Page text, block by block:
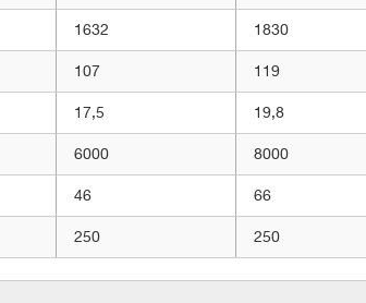
1632 1830
107 119
17,5 19,8
6000 8000
46 66
250 250